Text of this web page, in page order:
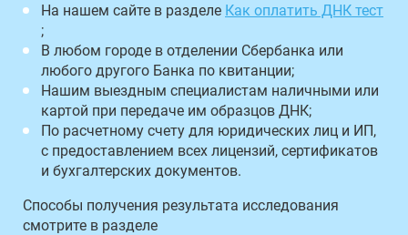
На нашем сайте в разделе Как оплатить ДНК тест
;
В любом городе в отделении Сбербанка или
любого другого Банка по квитанции;
Нашим выездным специалистам наличными или
картой при передаче им образцов ДНК;
По расчетному счету для юридических лиц и ИП,
с предоставлением всех лицензий, сертификатов
и бухгалтерских документов.
Способы получения результата исследования
смотрите в разделе